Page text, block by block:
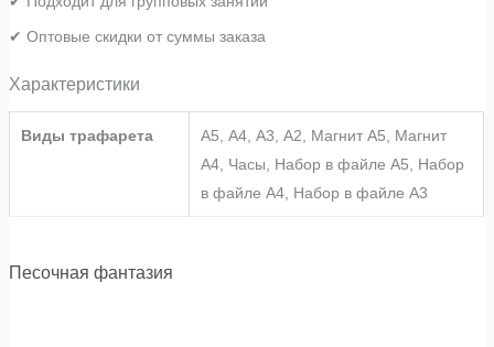
✔ Оптовые скидки от суммы заказа
Характеристики
Виды трафарета
А5, А4, А3, А2, Магнит А5, Магнит
А4, Часы, Набор в файле А5, Набор
в файле А4, Набор в файле А3
Песочная фантазия